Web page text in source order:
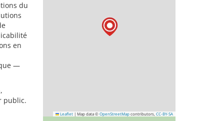
du
en
—
public.
Leaflet | Map data © OpenStreetMap contributors, CC-BY-SA